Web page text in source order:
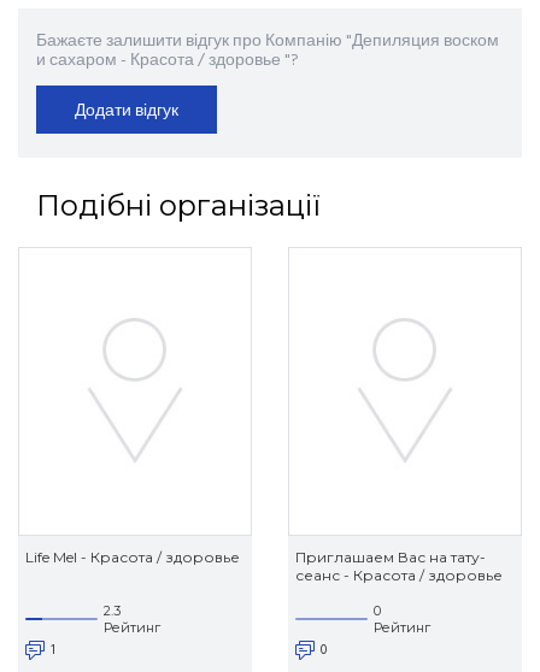
Бажаєте залишити відгук про Компанію "Депиляция воском
и сахаром - Красота / здоровье "?
Додати відгук
Подібні організації
Life Mel - Красота / здоровье
2.3
Рейтинг
1
Приглашаем Вас на тату-
сеанс - Красота / здоровье
0
Рейтинг
0